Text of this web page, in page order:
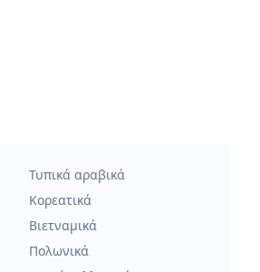
Τυπικά αραβικά
Κορεατικά
Βιετναμικά
Πολωνικά